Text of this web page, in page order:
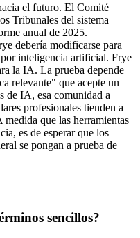
el futuro. El Comité
Tribunales del sistema
anual de 2025.
debería modificarse para
inteligencia artificial. Frye
la IA. La prueba depende
relevante" que acepte un
de IA, esa comunidad a
profesionales tienden a
que las herramientas
es de esperar que los
se pongan a prueba de
sencillos?